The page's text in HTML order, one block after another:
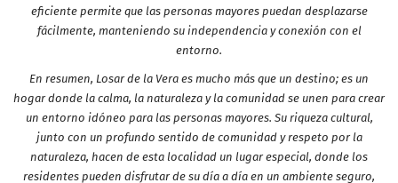
eficiente permite que las personas mayores puedan desplazarse
fácilmente, manteniendo su independencia y conexión con el
entorno.
En resumen, Losar de la Vera es mucho más que un destino; es un
hogar donde la calma, la naturaleza y la comunidad se unen para crear
un entorno idóneo para las personas mayores. Su riqueza cultural,
junto con un profundo sentido de comunidad y respeto por la
naturaleza, hacen de esta localidad un lugar especial, donde los
residentes pueden disfrutar de su día a día en un ambiente seguro,